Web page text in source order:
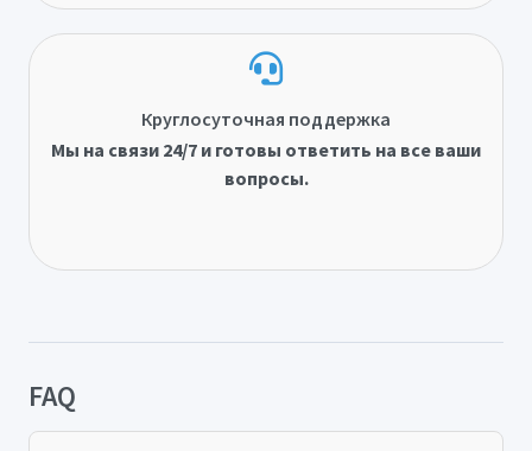
Круглосуточная поддержка
Мы на связи 24/7 и готовы ответить на все ваши
вопросы.
FAQ